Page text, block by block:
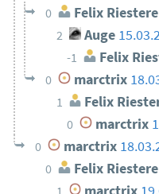
0 Felix
2 Auge
-1 Felix
0 marctrix
1 Felix
0 marctrix
0 marctrix
0 Felix
1